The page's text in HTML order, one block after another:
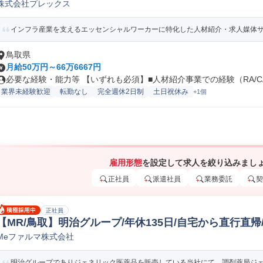
/アウトソーシング法人営業
式会社プレックス
インフラ産業を支えるエッセンシャルワーカーに特化した人材紹介・求人媒体
鳥取県
月給50万円～66万6667円
必要な経験・能力等 【いずれも必須】■人材紹介事業での経験（RA/
業界未経験歓迎 転勤なし 完全週休2日制 土日祝休み +1個
雇用形態を設定して求人を絞り込みまし
正社員 派遣社員 業務委託
正社員
MR/鳥取】明治グループ/年休135日/自宅から直行直
薬情報担当者/MR
ファルマ株式会社